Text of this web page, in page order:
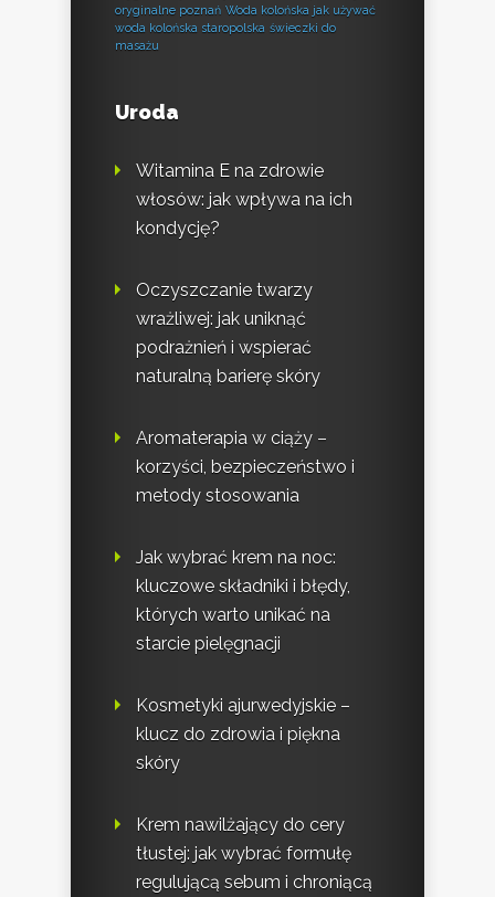
oryginalne poznań Woda kolońska jak używać
woda kolońska staropolska świeczki do
masażu
Uroda
Witamina E na zdrowie
włosów: jak wpływa na ich
kondycję?
Oczyszczanie twarzy
wrażliwej: jak uniknąć
podrażnień i wspierać
naturalną barierę skóry
Aromaterapia w ciąży –
korzyści, bezpieczeństwo i
metody stosowania
Jak wybrać krem na noc:
kluczowe składniki i błędy,
których warto unikać na
starcie pielęgnacji
Kosmetyki ajurwedyjskie –
klucz do zdrowia i piękna
skóry
Krem nawilżający do cery
tłustej: jak wybrać formułę
regulującą sebum i chroniącą